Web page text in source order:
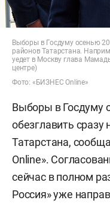
Выборы в Госдуму осенью
районов Татарстана.
уедет в Москву глава
центре)
Фото: «БИЗНЕС Online»
Выборы в Госдуму
обезглавить сразу
Татарстана,
Online».
сейчас в полном
Россия» уже